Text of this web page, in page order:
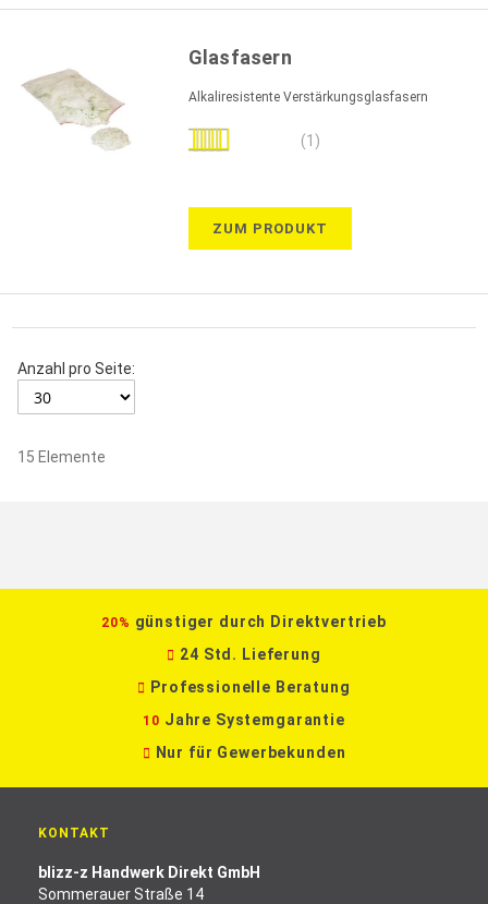
Glasfasern
Alkaliresistente Verstärkungsglasfasern
Bewertung: (1)
ZUM PRODUKT
Anzahl pro Seite:
15 Elemente
20% günstiger durch Direktvertrieb
24 Std. Lieferung
Professionelle Beratung
10 Jahre Systemgarantie
Nur für Gewerbekunden
KONTAKT
blizz-z Handwerk Direkt GmbH
Sommerauer Straße 14